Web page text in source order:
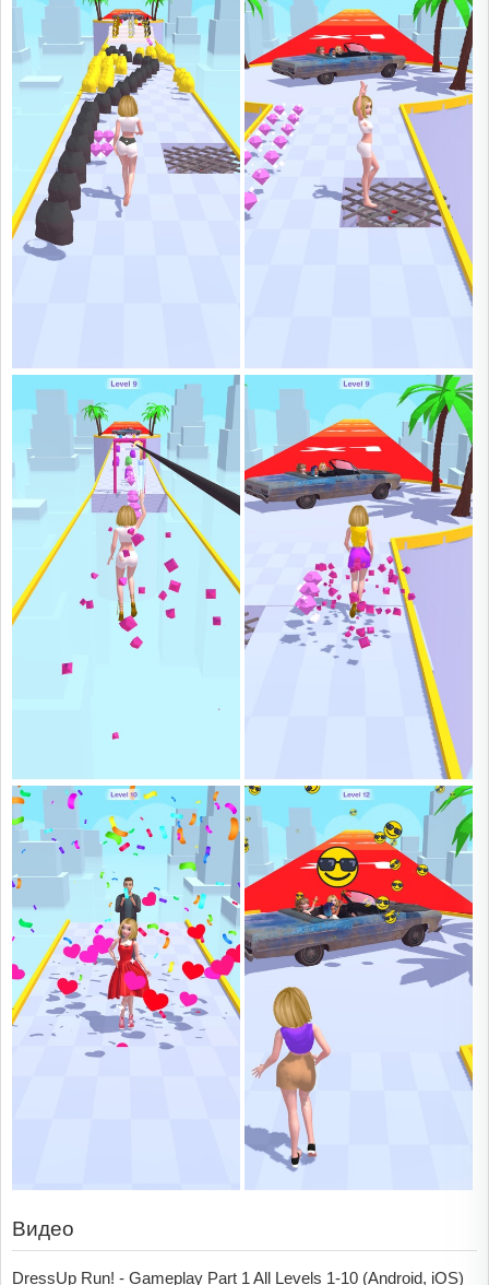
Видео
DressUp Run! - Gameplay Part 1 All Levels 1-10 (Android, iOS)